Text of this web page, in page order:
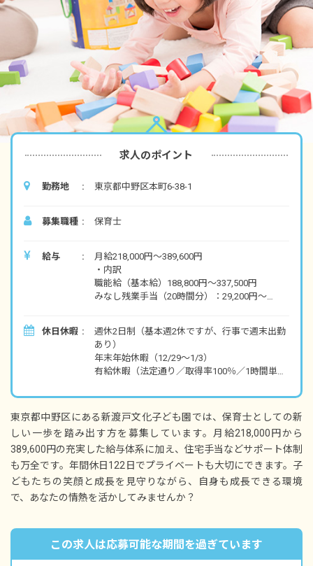
求人のポイント
勤務地 東京都中野区本町6-38-1
募集職種 保育士
給与
月給218,000円～389,600円
・内訳
職能給（基本給）188,800円～337,500円
みなし残業手当（20時間分）：29,200円～
・別途支給手当
通勤手当（全額支給）
住宅手当：11,000円（世帯主）または家賃補
助：50,000円
満年齢が40歳以下／年収450万円未満
家族手当（扶養者）
職務手当 5,000円（リーダーのみに支給）
昇給年1回（4月）昨年実績：7,500円
賞与年2回（6月／12月）昨年実績：計3カ月分
40歳／入社20年目／副園長／年収6,800,000円
休日休暇
週休2日制（基本週2休ですが、行事で週末出勤
あり）
年末年始休暇（12/29～1/3）
有給休暇（法定通り／取得率100％／1時間単位
可）
特別休暇
産前産後・育児休暇
介護・看護休暇
※年間休日122日（有休は別途付与／カレンダ
ーによる）
東京都中野区にある新渡戸文化子ども園では、保育士としての新
しい一歩を踏み出す方を募集しています。月給218,000円から
389,600円の充実した給与体系に加え、住宅手当などサポート体制
も万全です。年間休日122日でプライベートも大切にできます。子
どもたちの笑顔と成長を見守りながら、自身も成長できる環境
で、あなたの情熱を活かしてみませんか？
この求人は応募可能な期間を過ぎています